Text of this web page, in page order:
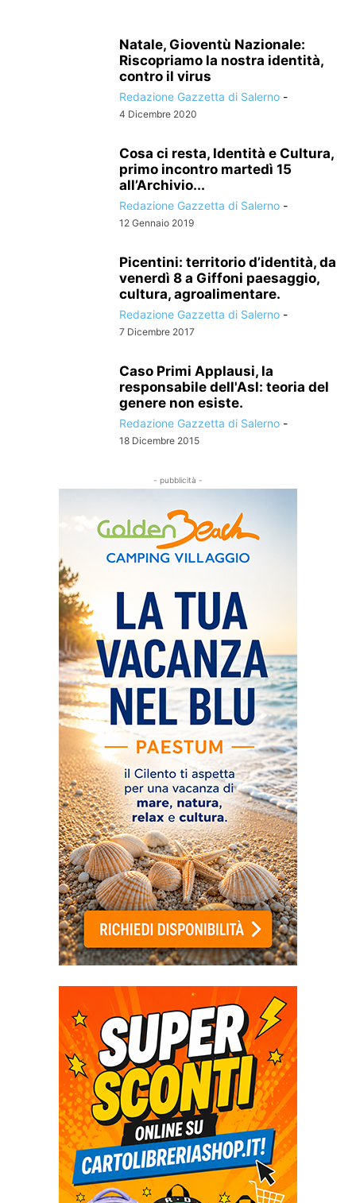
Natale, Gioventù Nazionale:
Riscopriamo la nostra identità,
contro il virus
Redazione Gazzetta di Salerno -
4 Dicembre 2020
Cosa ci resta, Identità e Cultura,
primo incontro martedì 15
all’Archivio...
Redazione Gazzetta di Salerno -
12 Gennaio 2019
Picentini: territorio d’identità, da
venerdì 8 a Giffoni paesaggio,
cultura, agroalimentare.
Redazione Gazzetta di Salerno -
7 Dicembre 2017
Caso Primi Applausi, la
responsabile dell'Asl: teoria del
genere non esiste.
Redazione Gazzetta di Salerno -
18 Dicembre 2015
- pubblicità -